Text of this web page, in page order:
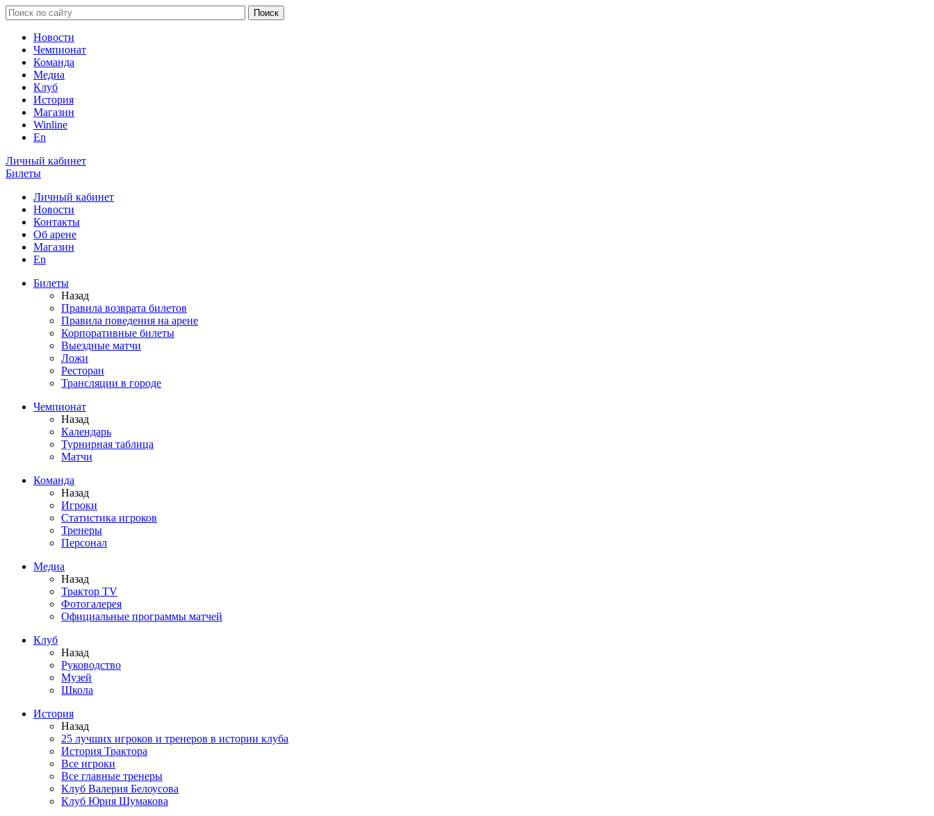
Новости
Чемпионат
Команда
Медиа
Клуб
История
Магазин
Winline
En
Личный кабинет
Билеты
Личный кабинет
Новости
Контакты
Об арене
Магазин
En
Билеты
Назад
Правила возврата билетов
Правила поведения на арене
Корпоративные билеты
Выездные матчи
Ложи
Ресторан
Трансляции в городе
Чемпионат
Назад
Календарь
Турнирная таблица
Матчи
Команда
Назад
Игроки
Статистика игроков
Тренеры
Персонал
Медиа
Назад
Трактор TV
Фотогалерея
Официальные программы матчей
Клуб
Назад
Руководство
Музей
Школа
История
Назад
25 лучших игроков и тренеров в истории клуба
История Трактора
Все игроки
Все главные тренеры
Клуб Валерия Белоусова
Клуб Юрия Шумакова